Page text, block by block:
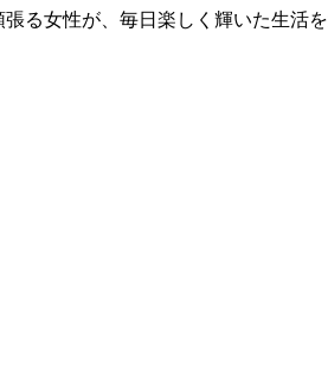
る女性が、毎日楽しく輝いた生活